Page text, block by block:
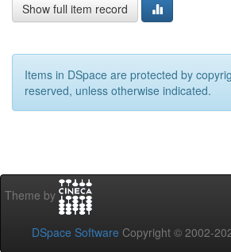
Show full item record
Items in DSpace are protected by
reserved, unless otherwise indicated.
Theme by
DSpace Software Copyright © 2002-